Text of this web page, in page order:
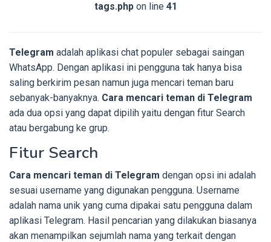
tags.phpon line 41
Telegram adalah aplikasi chat populer sebagai saingan
WhatsApp. Dengan aplikasi ini pengguna tak hanya bisa
saling berkirim pesan namun juga mencari teman baru
sebanyak-banyaknya. Cara mencari teman di Telegram
ada dua opsi yang dapat dipilih yaitu dengan fitur Search
atau bergabung ke grup.
Fitur Search
Cara mencari teman di Telegram dengan opsi ini adalah
sesuai username yang digunakan pengguna. Username
adalah nama unik yang cuma dipakai satu pengguna dalam
aplikasi Telegram. Hasil pencarian yang dilakukan biasanya
akan menampilkan sejumlah nama yang terkait dengan